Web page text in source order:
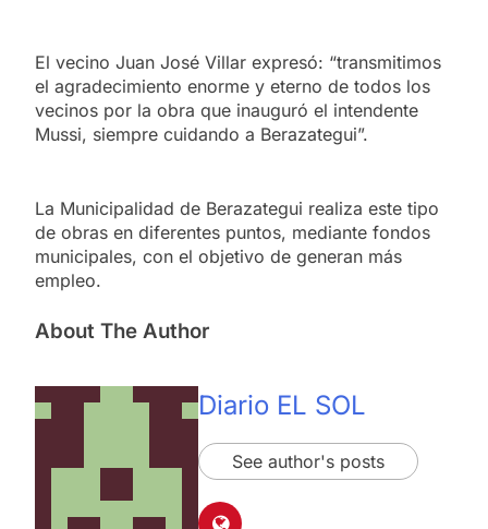
El vecino Juan José Villar expresó: “transmitimos
el agradecimiento enorme y eterno de todos los
vecinos por la obra que inauguró el intendente
Mussi, siempre cuidando a Berazategui”.
La Municipalidad de Berazategui realiza este tipo
de obras en diferentes puntos, mediante fondos
municipales, con el objetivo de generan más
empleo.
About The Author
Diario EL SOL
See author's posts